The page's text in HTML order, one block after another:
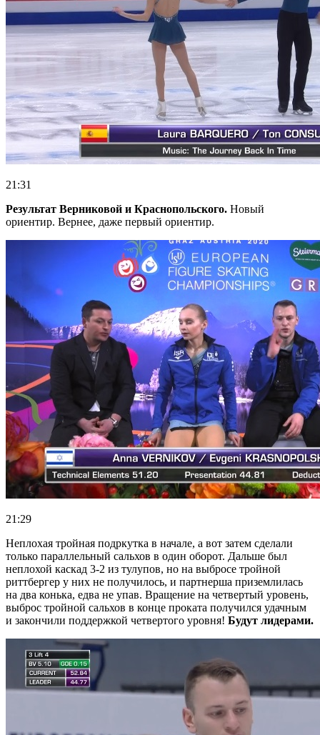
21:31
Результат Верниковой и Краснопольского. Новый
ориентир. Вернее, даже первый ориентир.
21:29
Неплохая тройная подркутка в начале, а вот затем сделали
только параллельный сальхов в один оборот. Дальше был
неплохой каскад 3-2 из тулупов, но на выбросе тройной
риттбергер у них не получилось, и партнерша приземлилась
на два конька, едва не упав. Вращение на четвертый уровень,
выброс тройной сальхов в конце проката получился удачным
и закончили поддержкой четвертого уровня! Будут лидерами.